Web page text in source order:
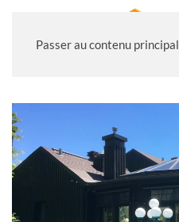
Passer au contenu principal